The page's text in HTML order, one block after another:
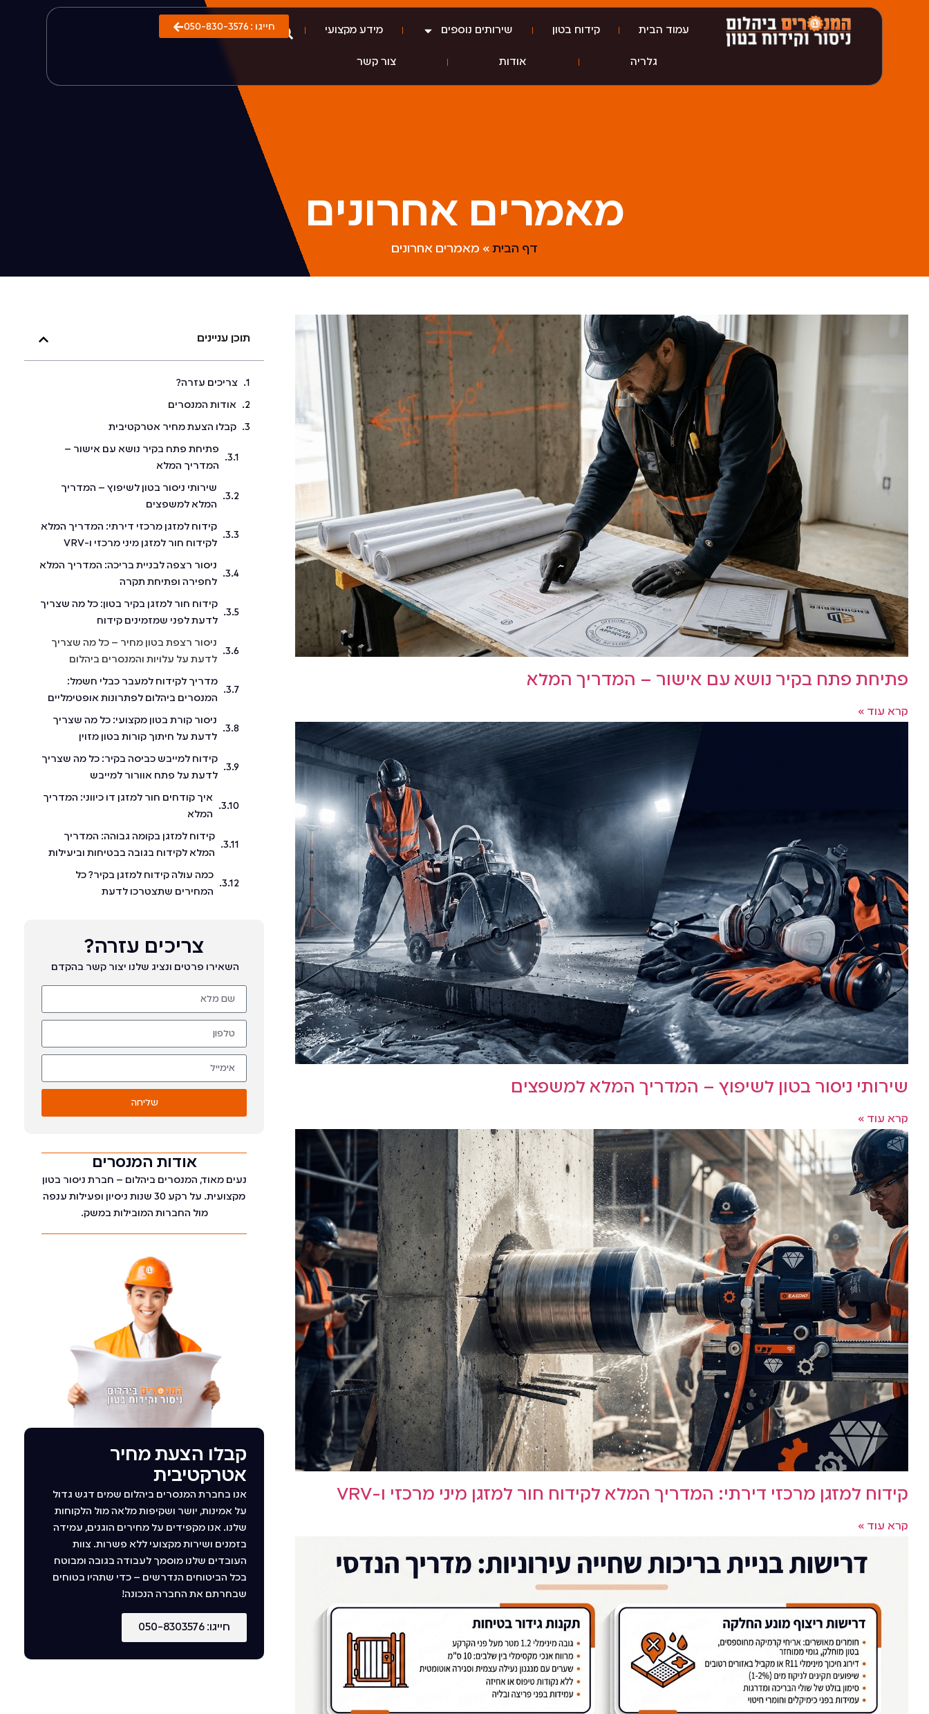
עמוד הבית קידוח בטון שירותים נוספים מידע מקצועי
גלריה אודות צור קשר
חייגו : 050-830-3576​
מאמרים אחרונים
דף הבית » מאמרים אחרונים
תוכן עניינים
צריכים עזרה?
אודות המנסרים
קבלו הצעת מחיר אטרקטיבית
פתיחת פתח בקיר נושא עם אישור –
המדריך המלא
שירותי ניסור בטון לשיפוץ – המדריך
המלא למשפצים
קידוח למזגן מרכזי דירתי: המדריך המלא
לקידוח חור למזגן מיני מרכזי ו-VRV
ניסור רצפה לבניית בריכה: המדריך המלא
לחפירה ופתיחת תקרה
קידוח חור למזגן בקיר בטון: כל מה שצריך
לדעת לפני שמזמינים קידוח
ניסור רצפת בטון מחיר – כל מה שצריך
לדעת על עלויות והמנסרים ביהלום
מדריך לקידוח למעבר כבלי חשמל:
המנסרים ביהלום לפתרונות אופטימליים
ניסור קורת בטון מקצועי: כל מה שצריך
לדעת על חיתוך קורות בטון מזוין
קידוח למייבש כביסה בקיר: כל מה שצריך
לדעת על פתח אוורור למייבש
איך קודחים חור למזגן דו כיווני: המדריך
המלא
קידוח למזגן בקומה גבוהה: המדריך
המלא לקידוח בגובה בבטיחות וביעילות
כמה עולה קידוח למזגן בקיר? כל
המחירים שתצטרכו לדעת
צריכים עזרה?
השאירו פרטים ונציג שלנו יצור קשר בהקדם
שליחה
אודות המנסרים
נעים מאוד, המנסרים ביהלום – חברת ניסור בטון
מקצועית. על רקע 30 שנות ניסיון ופעילות ענפה
מול החברות המובילות במשק.
קבלו הצעת מחיר
אטרקטיבית
אנו בחברת המנסרים ביהלום שמים דגש גדול
על אמינות, יושר ושקיפות מלאה מול הלקוחות
שלנו. אנו מקפידים על מחירים הוגנים, עמידה
בזמנים ושירות מקצועי ללא פשרות. צוות
העובדים שלנו מוסמך לעבודה בגובה ומבוטח
בכל הביטוחים הנדרשים – כדי שתהיו בטוחים
שבחרתם את החברה הנכונה!
חייגו: 050-8303576
פתיחת פתח בקיר נושא עם אישור – המדריך המלא
קרא עוד »
שירותי ניסור בטון לשיפוץ – המדריך המלא למשפצים
קרא עוד »
קידוח למזגן מרכזי דירתי: המדריך המלא לקידוח חור למזגן מיני מרכזי ו-VRV
קרא עוד »